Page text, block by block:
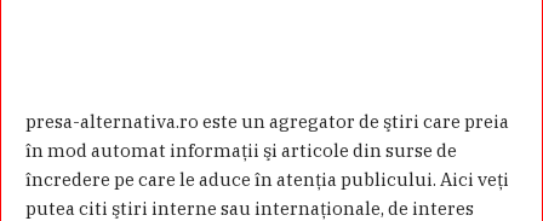
presa-alternativa.ro este un agregator de ştiri care preia
în mod automat informaţii şi articole din surse de
încredere pe care le aduce în atenţia publicului. Aici veţi
putea citi ştiri interne sau internaţionale, de interes